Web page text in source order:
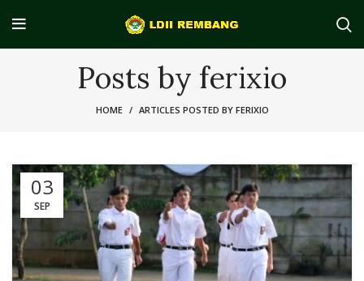
Posts by ferixio
HOME ARTICLES POSTED BY FERIXIO
03
SEP